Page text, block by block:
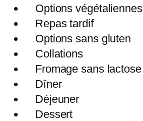
Options végétaliennes
Repas tardif
Options sans gluten
Collations
Fromage sans lactose
Dîner
Déjeuner
Dessert